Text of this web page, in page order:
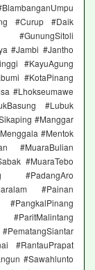
#Curup #Daik
#GunungSitoli
#Jambi #Jantho
#KayuAgung
#KotaPinang
#Lhokseumawe
#Lubuk
#Manggar
#Mentok
#MuaraBulian
#MuaraTebo
#PadangAro
#Painan
#RantauPrapat
#Sawahlunto